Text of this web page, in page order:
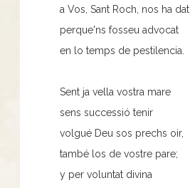
a Vos, Sant Roch, nos ha dat
perque'ns fosseu advocat
en lo temps de pestilencia.
Sent ja vella vostra mare
sens successió tenir
volgué Deu sos prechs oir,
també los de vostre pare;
y per voluntat divina